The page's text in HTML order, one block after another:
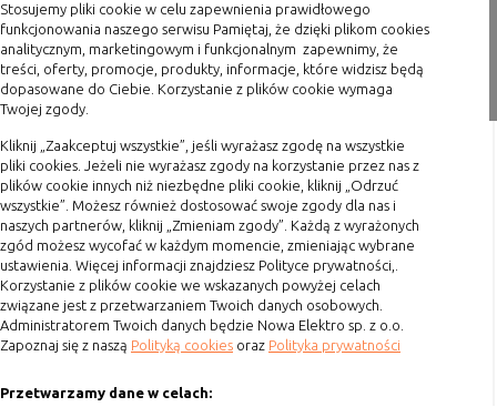
Stosujemy pliki cookie w celu zapewnienia prawidłowego
funkcjonowania naszego serwisu Pamiętaj, że dzięki plikom cookies
analitycznym, marketingowym i funkcjonalnym zapewnimy, że
treści, oferty, promocje, produkty, informacje, które widzisz będą
dopasowane do Ciebie. Korzystanie z plików cookie wymaga
Twojej zgody.
Kliknij „Zaakceptuj wszystkie”, jeśli wyrażasz zgodę na wszystkie
pliki cookies. Jeżeli nie wyrażasz zgody na korzystanie przez nas z
plików cookie innych niż niezbędne pliki cookie, kliknij „Odrzuć
wszystkie”. Możesz również dostosować swoje zgody dla nas i
naszych partnerów, kliknij „Zmieniam zgody”. Każdą z wyrażonych
zgód możesz wycofać w każdym momencie, zmieniając wybrane
ustawienia. Więcej informacji znajdziesz Polityce prywatności,.
Korzystanie z plików cookie we wskazanych powyżej celach
związane jest z przetwarzaniem Twoich danych osobowych.
Administratorem Twoich danych będzie Nowa Elektro sp. z o.o.
Zapoznaj się z naszą Polityką cookies oraz Polityka prywatności
Przetwarzamy dane w celach:
Blog
Zakupy
Terminy realizacji
Koszty przesyłki
Dostawa
Reklamacje
Zwrot towaru
Kontakt
Szybki kontakt